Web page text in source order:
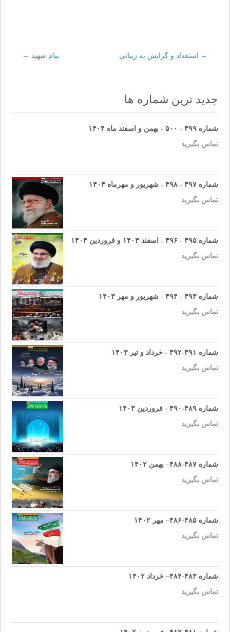
Post
navigation
← استعداد و گرايش به زيبائي پیام شهید →
جدید ترین شماره ها
شماره ۴۹۹ - ۵۰۰ - بهمن و اسفند ماه ۱۴۰۴
تماس بگیرید
شماره ۴۹۷ - ۴۹۸ - شهریور و مهرماه ۱۴۰۴
تماس بگیرید
شماره ۴۹۵ - ۴۹۶ - اسفند ۱۴۰۳ و فروردین ۱۴۰۴
تماس بگیرید
شماره ۴۹۳ - ۴۹۴ - شهریور و مهر ۱۴۰۳
تماس بگیرید
شماره ۴۹۱-۴۹۲ - خرداد و تیر ۱۴۰۳
تماس بگیرید
شماره ۴۸۹-۴۹۰ - فروردین ۱۴۰۳
تماس بگیرید
شماره ۴۸۷-۴۸۸– بهمن ۱۴۰۲
تماس بگیرید
شماره ۴۸۵-۴۸۶– مهر ۱۴۰۲
تماس بگیرید
شماره ۴۸۳-۴۸۴– خرداد ۱۴۰۲
تماس بگیرید